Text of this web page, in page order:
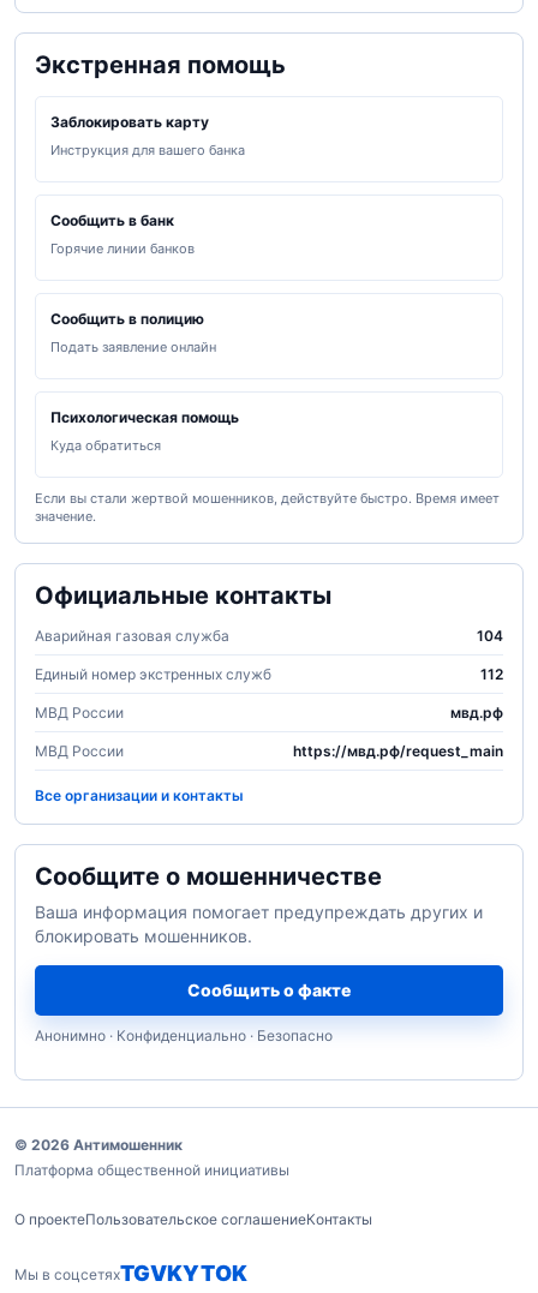
Экстренная помощь
Заблокировать карту
Инструкция для вашего банка
Сообщить в банк
Горячие линии банков
Сообщить в полицию
Подать заявление онлайн
Психологическая помощь
Куда обратиться
Если вы стали жертвой мошенников, действуйте быстро. Время имеет
значение.
Официальные контакты
Аварийная газовая служба 104
Единый номер экстренных служб 112
МВД России мвд.рф
МВД России https://мвд.рф/request_main
Все организации и контакты
Сообщите о мошенничестве
Ваша информация помогает предупреждать других и
блокировать мошенников.
Сообщить о факте
Анонимно · Конфиденциально · Безопасно
© 2026 Антимошенник
Платформа общественной инициативы
О проектеПользовательское соглашениеКонтакты
Мы в соцсетяхTGVKYTOK